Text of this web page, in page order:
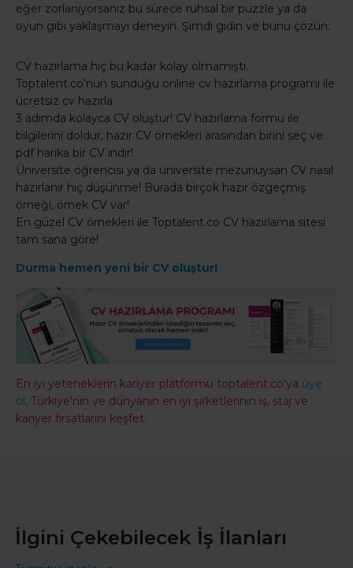
eğer zorlanıyorsanız bu sürece ruhsal bir puzzle ya da
oyun gibi yaklaşmayı deneyin. Şimdi gidin ve bunu çözün.
CV hazırlama hiç bu kadar kolay olmamıştı.
Toptalent.co’nun sunduğu online cv hazırlama programı ile
ücretsiz cv hazırla.
3 adımda kolayca CV oluştur! CV hazırlama formu ile
bilgilerini doldur, hazır CV örnekleri arasından birini seç ve
pdf harika bir CV indir!
Üniversite öğrencisi ya da üniversite mezunuysan CV nasıl
hazırlanır hiç düşünme! Burada birçok hazır özgeçmiş
örneği, örnek CV var!
En güzel CV örnekleri ile Toptalent.co CV hazırlama sitesi
tam sana göre!
Durma hemen yeni bir CV oluştur!
En iyi yeteneklerin kariyer platformu toptalent.co'ya üye
ol, Türkiye'nin ve dünyanın en iyi şirketlerinin iş, staj ve
kariyer fırsatlarını keşfet.
İlgini Çekebilecek İş İlanları